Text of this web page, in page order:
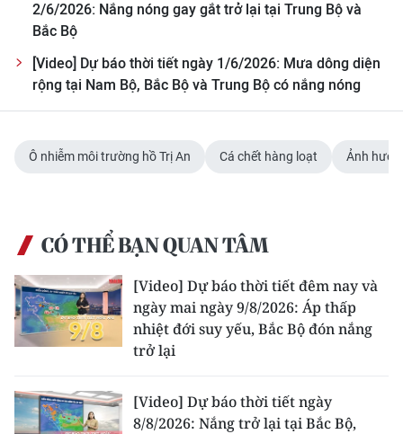
Media Văn hóa
Media Xã hội
Media Pháp luật
Media Giáo dục
Media Y tế
Media Khoa học - Công nghệ
Ảnh
2/6/2026: Nắng nóng gay gắt trở lại tại Trung Bộ và
Bắc Bộ
[Video] Dự báo thời tiết ngày 1/6/2026: Mưa dông diện
rộng tại Nam Bộ, Bắc Bộ và Trung Bộ có nắng nóng
Ô nhiễm môi trường hồ Trị An Cá chết hàng loạt Ảnh
CÓ THỂ BẠN QUAN TÂM
[Video] Dự báo thời tiết đêm nay và
ngày mai ngày 9/8/2026: Áp thấp
nhiệt đới suy yếu, Bắc Bộ đón nắng
trở lại
[Video] Dự báo thời tiết ngày
8/8/2026: Nắng trở lại tại Bắc Bộ,